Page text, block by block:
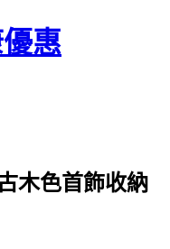
惠
木色首飾收納